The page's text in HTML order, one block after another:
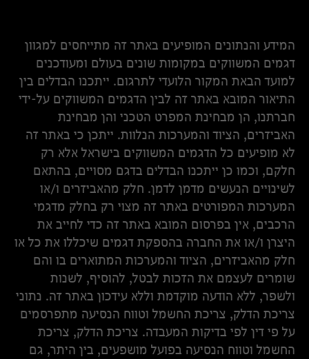
המידע והנתונים המופיעים באתר זה מתייחסים למגוון
דגמים המשווקים במקומות שונים בעולם ומעודכנים
למועד הבאת המקור הלועדי לתרגום. ייתכנו הבדלים בין
התיאור המובא באתר זה לבין הדגמים המשווקים על-ידי
חברתנו, הן מבחינת המפרט הטכני והן מבחינת
האביזרים, הציוד והמערכות הנלוות. ייתכן כי באתר זה
לא מופיעים כל הדגמים המשווקים בישראל אלא רק
חלקם, וכמו כן ייתכנו הבדלים בדגם מסויים, בהתאם
לשינויים הנעשים מדמן לדמן. חלק מהאביזרים ו/או
המערכות המפורטים באתר זה מצוי רק בחלק מדגמי
הרכבים, אין בפרסום המובא באתר זה כדי לחייב את
היצרן ו/או את החברה בהספקת דגמים שיכללו את כל או
חלק מהאביזרים, הציוד והמערכות המתוארים בו והם
שומרים לעצמם את הזכות לבטל, להוסיף, לשנות
ולשפר, ללא הודעה מוקדמת וללא עידכון באתר זה. נתוני
צריכת הדלק, צריכת החשמל וטווח הנסיעה מתפרסמים
על פי דין לפי בדיקות המעבדה. צריכת הדלק, צריכת
החשמל וטווח הנסיעה בפועל מושפעים, בין היתר, גם